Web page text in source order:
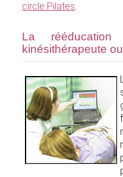
circle Pilates.
La
kinésithérapeute